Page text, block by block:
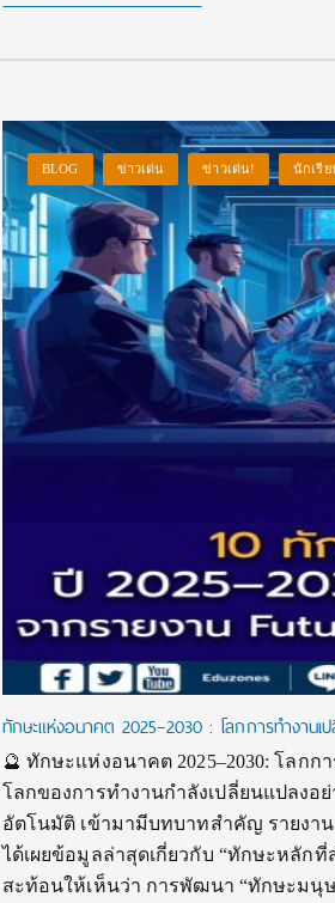
BLOG ข่าวเด่น ข่าวเด่น! นักเรีย
ทักษะแห่งอนาคต 2025–2030 : โลกการทำงานเ
🔮 ทักษะแห่งอนาคต 2025–2030: โลก
โลกของการทำงานกำลังเปลี่ยนแปลงอ
อัตโนมัติ เข้ามามีบทบาทสำคัญ รายงาน
ได้เผยข้อมูลล่าสุดเกี่ยวกับ “ทักษะหลักที่
สะท้อนให้เห็นว่า การพัฒนา “ทักษะมนุ